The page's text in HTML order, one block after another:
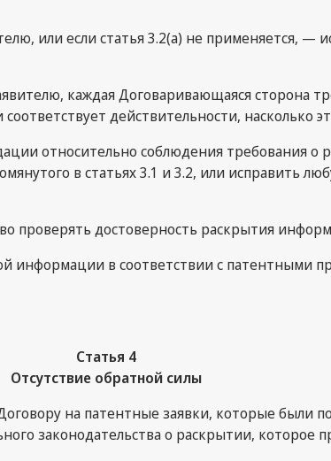
или если статья 3.2(a) не применяется,
каждая Договаривающаяся сторона
действительности, насколько
относительно соблюдения требования о
в статьях 3.1 и 3.2, или исправить
проверять достоверность раскрытия
информации в соответствии с патентными
Статья 4
Отсутствие обратной силы
на патентные заявки, которые были
законодательства о раскрытии, которое